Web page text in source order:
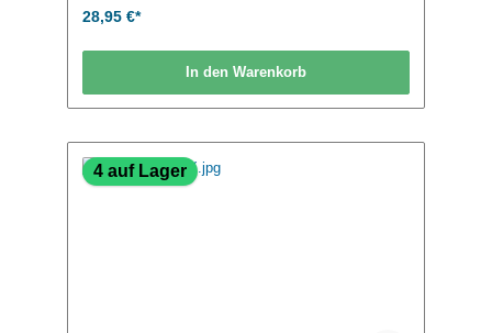
28,95 €*
In den Warenkorb
4 auf Lager